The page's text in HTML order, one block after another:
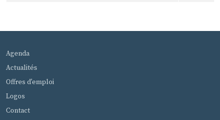
MENU PIED DE PAGE
Agenda
Actualités
Offres d'emploi
Logos
Contact